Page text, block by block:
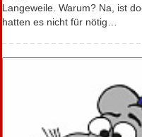
Langeweile. Warum? Na, ist
hatten es nicht für nötig…